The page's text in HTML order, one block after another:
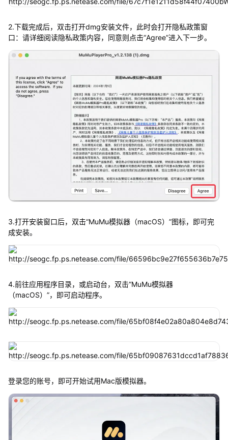
2.下载完成后，双击打开dmg安装文件，此时会打开隐私政策窗
口：请详细阅读隐私政策内容，同意则点击“Agree”进入下一步。
3.打开安装窗口后，双击“MuMu模拟器（macOS）”图标，即可完
成安装。
4.前往应用程序目录，或启动台，双击“MuMu模拟器
（macOS）”，即可启动程序。
登录您的账号，即可开始试用Mac版模拟器。